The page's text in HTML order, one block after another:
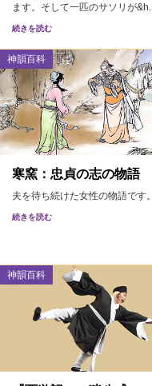
ます。そして一匹のサソリが&h...
続きを読む
神韻百科
寒窯：忠貞の志の物語
夫を待ち続けた女性の物語です。
続きを読む
神韻百科